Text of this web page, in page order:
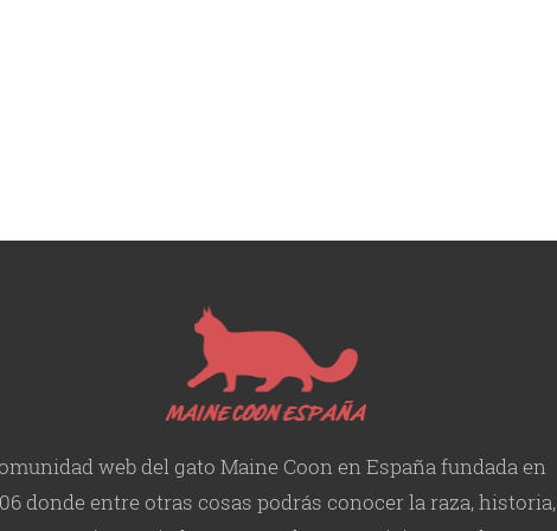
web del gato Maine Coon en España fundada en
donde entre otras cosas podrás conocer la raza, historia,